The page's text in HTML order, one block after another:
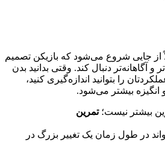
از جایی شروع می‌شود که بازیکن تصمیم
آگاهانه‌تر دنبال کند. وقتی بدانید بدن
را بتوانید اندازه‌گیری کنید،
انگیزه بیشتر می‌شود.
بیشتر نیست؛تمرین
در طول زمان یک تغییر بزرگ در